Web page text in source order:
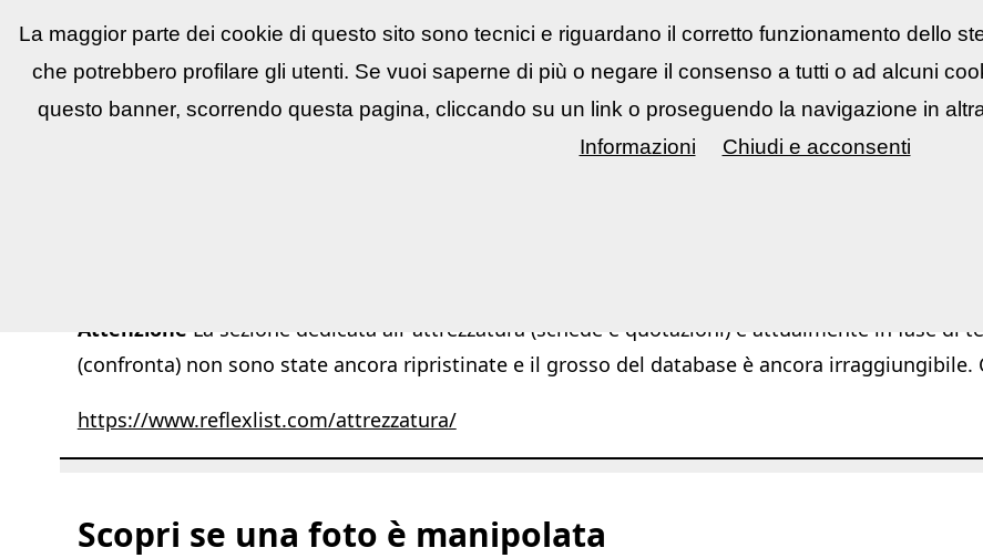
ReflexLIST▼ News e utility ▼ Concorsi fotografici ▼ Mostre Eventi▼
Attenzione La sezione dedicata all''attrezzatura (schede e quotazioni) è attualmente in fase di
(confronta) non sono state ancora ripristinate e il grosso del database è ancora irraggiungibile.
https://www.reflexlist.com/attrezzatura/
Scopri se una foto è manipolata
La maggior parte dei cookie di questo sito sono tecnici e riguardano il corretto funzionamento dello
che potrebbero profilare gli utenti. Se vuoi saperne di più o negare il consenso a tutti o ad alcuni
questo banner, scorrendo questa pagina, cliccando su un link o proseguendo la navigazione in
Informazioni
Chiudi e acconsenti